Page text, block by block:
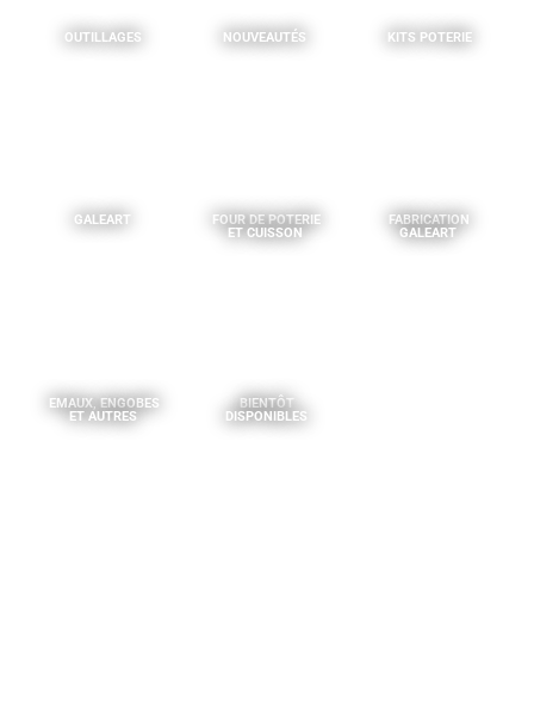
OUTILLAGES NOUVEAUTÉS KITS POTERIE
GALEART
FOUR DE POTERIE
ET CUISSON
FABRICATION
GALEART
EMAUX, ENGOBES
ET AUTRES
BIENTÔT
DISPONIBLES